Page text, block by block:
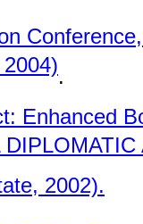
.
Enhanced
2002).